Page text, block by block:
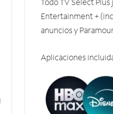
Entertainment +
anuncios y
Aplicaciones